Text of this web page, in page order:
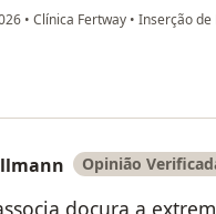
• Clínica Fertway • Inserção de
Karolyne
Opinião
doçura a